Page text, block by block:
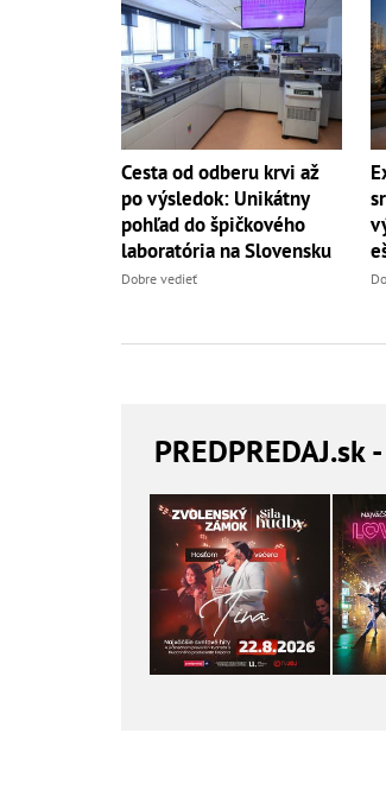
Cesta od odberu krvi až
po výsledok: Unikátny
pohľad do špičkového
laboratória na Slovensku
Dobre vedieť
PREDPREDAJ.sk